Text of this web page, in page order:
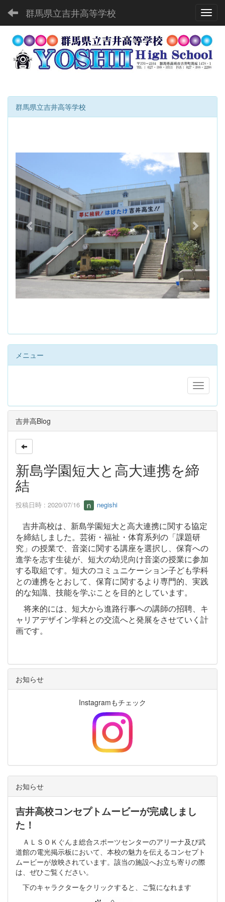
群馬県立吉井高等学校
群馬県立吉井高等学校
v
i
o
u
s
t
メニュー
吉井高Blog
新島学園短大と高大連携を締
結
投稿日時 : 2020/07/16 negishi
吉井高校は、新島学園短大と高大連携に関する協定
を締結しました。芸術・福祉・体育系列の「課題研
究」の授業で、音楽に関する講座を選択し、保育への
進学を志す生徒が、短大の幼児向け音楽の授業に参加
する取組です。短大のコミュニケーション子ども学科
との連携をとおして、保育に関するより専門的、実践
的な知識、技能を学ぶことを目的としています。
将来的には、短大から進路行事への講師の招聘、キ
ャリアデザイン学科との交流へと発展をさせていく計
画です。
お知らせ
Instagramもチェック
お知らせ
吉井高校コンセプトムービーが完成しまし
た！
ＡＬＳＯＫぐんま総合スポーツセンターのアリーナ及び武
道館の電光掲示板において、本校の魅力を伝えるコンセプト
ムービーが放映されています。該当の施設へお立ち寄りの際
は、ぜひご覧ください。
下のキャラクターをクリックすると、ご覧になれます